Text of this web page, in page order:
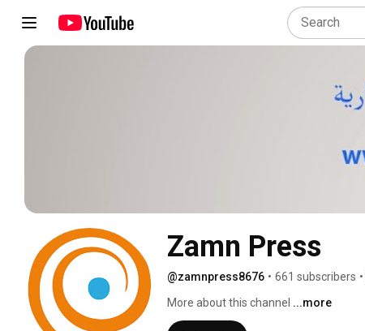
Zamn Press
@zamnpress8676 • 661 subscribers •
More about this channel ...more